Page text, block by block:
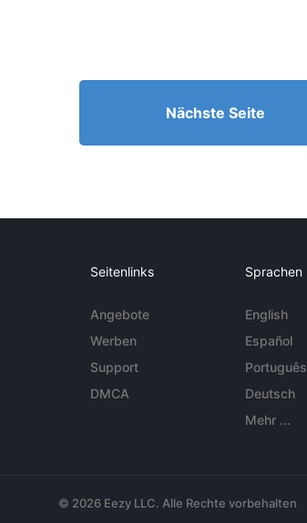
Nächste Seite
Seitenlinks
Angebote
Werben
Support
DMCA
Sprachen
English
Español
Português
Deutsch
Mehr ...
© 2026 Eezy LLC. Alle Rechte vorbehalten